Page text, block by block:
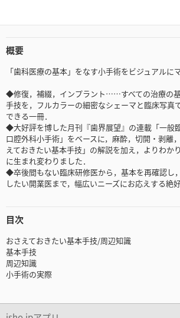
概要
「歯科医療の基本」をなす小手術をビジュアルに
◆修復，補綴，インプラント……すべての治療の
手技を，フルカラーの細密なシェーマと臨床写真
できる一冊．
◆大好評を博した月刊『歯界展望』の連載「一般
口腔外科小手術」をベースに，麻酔，切開・剥離
えておきたい基本手技」の解説を加え，よりわか
に生まれ変わりました．
◆卒後間もない臨床研修医から，基本を再確認し
したい開業医まで，幅広いニーズにお応えする絶
目次
おさえておきたい基本手技/周辺知識
基本手技
周辺知識
小手術の実際